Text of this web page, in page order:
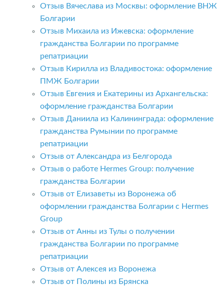
Отзыв Вячеслава из Москвы: оформление ВНЖ
Болгарии
Отзыв Михаила из Ижевска: оформление
гражданства Болгарии по программе
репатриации
Отзыв Кирилла из Владивостока: оформление
ПМЖ Болгарии
Отзыв Евгения и Екатерины из Архангельска:
оформление гражданства Болгарии
Отзыв Даниила из Калининграда: оформление
гражданства Румынии по программе
репатриации
Отзыв от Александра из Белгорода
Отзыв о работе Hermes Group: получение
гражданства Болгарии
Отзыв от Елизаветы из Воронежа об
оформлении гражданства Болгарии с Hermes
Group
Отзыв от Анны из Тулы о получении
гражданства Болгарии по программе
репатриации
Отзыв от Алексея из Воронежа
Отзыв от Полины из Брянска